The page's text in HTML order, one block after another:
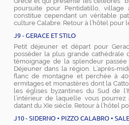
poursuite pour Pentidatillo, village
constitue cependant un véritable
culture Calabre. Retour à l’hôtel pour
J9 - GERACE ET STILO
Petit déjeuner et départ pour
posséder la plus grande cathédrale
témoignage de la splendeur
Déjeuner dans la région. L’après-
flanc de montagne et perchée à
ermitages et monastères dont la
les églises byzantines du Sud de
l’intérieur de laquelle vous
datant du XIe siècle. Retour à l’hôtel
J10 - SIDERNO • PIZZO CALABRO •